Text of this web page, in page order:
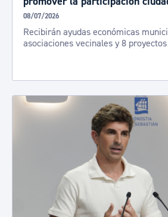
08/07/2026
Recibirán ayudas económicas
asociaciones vecinales y 8 proyectos